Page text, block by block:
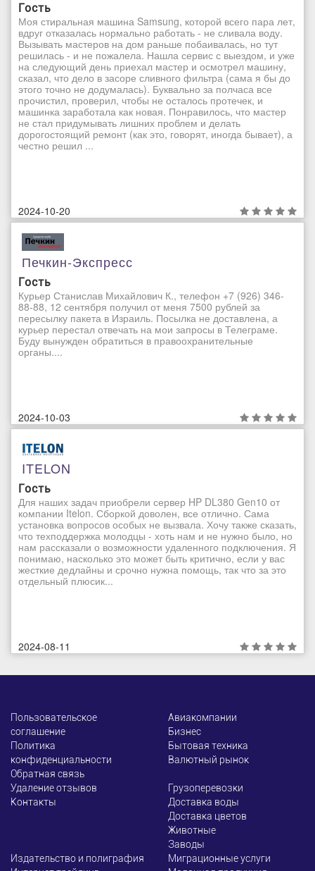
Гость
Моя стиральная машина Samsung, которой всего пара лет,
вдруг отказалась нормально работать - не сливала воду.
Вызывать мастеров на дом раньше побаивалась, но тут
решилась - и не пожалела. Нашла сервис с выездом, и уже
на следующий день приехал мастер и осмотрел машину,
сказал, что дело в засоре сливного фильтра (сама я бы до
этого точно не додумалась). Буквально за полчаса все
прочистил, проверил, чтобы не осталось протечек, и
машинка заработала как новая. Понравилось, что мастер
не стал придумывать лишних проблем и делать
дорогостоящий ремонт (как это, говорят, иногда бывает), а
честно решил ...
2024-10-20
Печкин-Экспресс
Гость
Курьер Станислав Михайлович К., телефон +7 (926) 346-
88-88, 12 сентября получил от меня 7500 рублей за
пересылку пакета в Израиль. Посылка не доставлена, а
курьер перестал отвечать на мои запросы в Телеграме.
Буду вынужден обратиться в правоохранительные
органы....
2024-10-03
ITELON
Гость
Для наших задач приобрели сервер HP DL380 Gen10 от
компании Itelon. Сборкой доволен, все отлично. Сама
установка вопросов особых не вызвала. Хочу также сказать,
что техподдержка молодцы - хоть нам и не нужно было, но
нам рассказали о возможности удаленного подключения. Я
понимаю, насколько это может быть критично, если у вас
жесткие дедлайны и срочно нужна помощь, так что за это
отдельный плюсик...
2024-08-11
Пользовательское
соглашение
Политика
конфиденциальности
Обратная связь
Удаление отзывов
Контакты
Авиакомпании
Бизнес
Бытовая техника
Валютный рынок
Грузоперевозки
Доставка воды
Доставка цветов
Животные
Заводы
Издательство и полиграфия
Миграционные услуги